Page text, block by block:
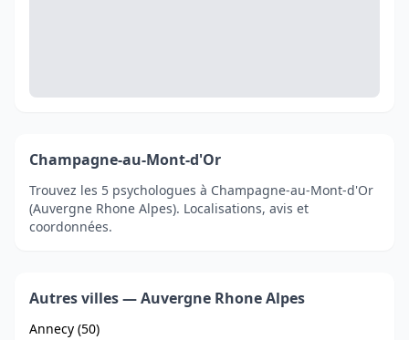
Champagne-au-Mont-d'Or
Trouvez les 5 psychologues à Champagne-au-Mont-d'Or
(Auvergne Rhone Alpes). Localisations, avis et
coordonnées.
Autres villes — Auvergne Rhone Alpes
Annecy (50)